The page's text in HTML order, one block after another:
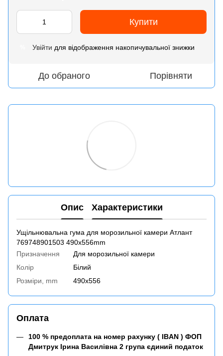
Купити
Увійти для відображення накопичувальної знижки
До обраного Порівняти
Опис Характеристики
Ущільнювальна гума для морозильної камери Атлант
769748901503 490x556mm
Призначення
Для морозильної камери
Колір
Білий
Розміри, mm
490x556
Оплата
100 % предоплата на номер рахунку ( IBAN ) ФОП
Дмитрук Ірина Василівна 2 група єдиний податок